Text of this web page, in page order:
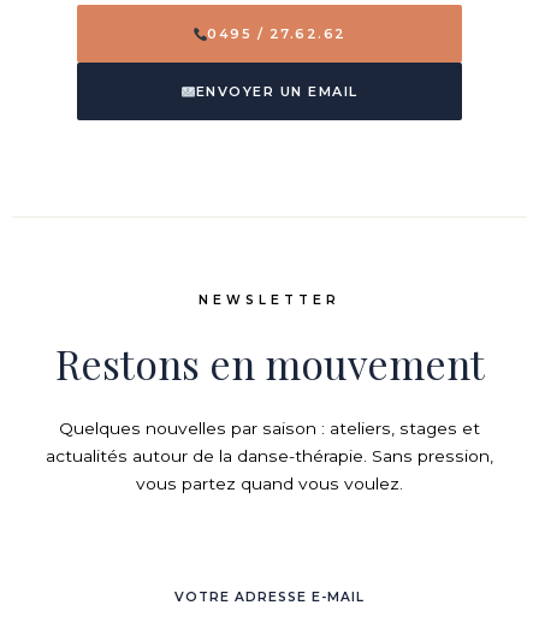
0495 / 27.62.62
ENVOYER UN EMAIL
NEWSLETTER
Restons en mouvement
Quelques nouvelles par saison : ateliers, stages et
actualités autour de la danse-thérapie. Sans pression,
vous partez quand vous voulez.
VOTRE ADRESSE E-MAIL